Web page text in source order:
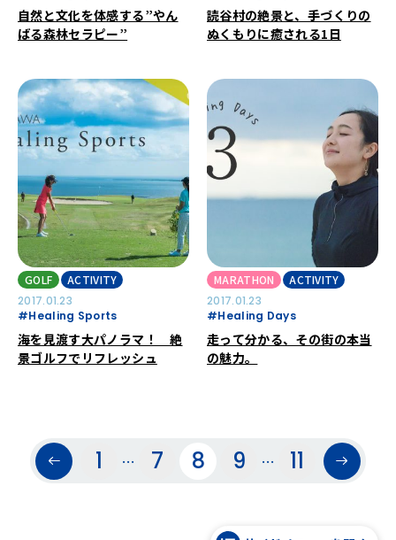
自然と文化を体感する”やん
ばる森林セラピー”
読谷村の絶景と、手づくりの
ぬくもりに癒される1日
GOLF
ACTIVITY
2017.01.23
#Healing Sports
海を見渡す大パノラマ！ 絶
景ゴルフでリフレッシュ
MARATHON
ACTIVITY
2017.01.23
#Healing Days
走って分かる、その街の本当
の魅力。
1 … 7 8 9 … 11